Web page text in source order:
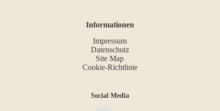
Informationen
Impressum
Datenschutz
Site Map
Cookie-Richtlinie
Social Media